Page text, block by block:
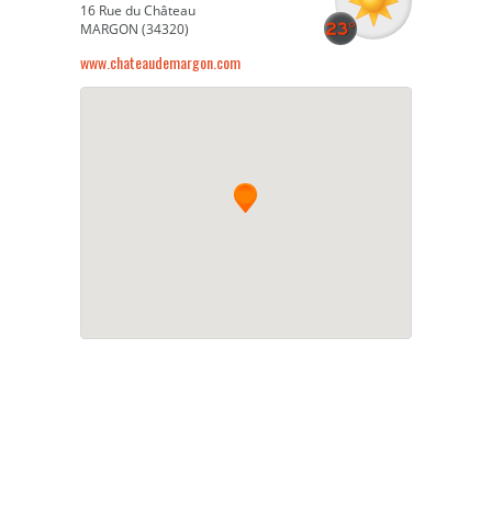
16 Rue du Château
MARGON (34320)
www.chateaudemargon.com